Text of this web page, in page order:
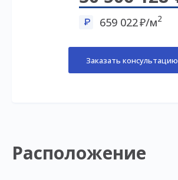
659 022 /м2
Заказать консультацию
Расположение